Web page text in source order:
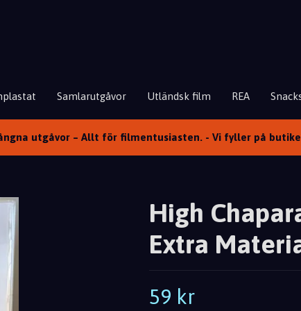
Samlarutgåvor Utländsk film REA
utgåvor – Allt för filmentusiasten. - Vi fyller på
High
Extra
59 kr